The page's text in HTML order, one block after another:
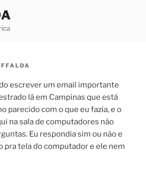
escrever um email importante
lá em Campinas que está
parecido com o que eu fazia, e o
na sala de computadores não
Eu respondia sim ou não e
pra tela do computador e ele nem